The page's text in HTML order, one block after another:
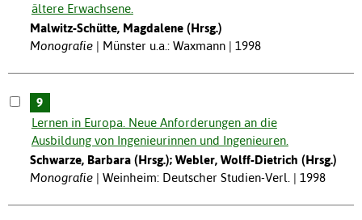
ältere Erwachsene.
Malwitz-Schütte, Magdalene (Hrsg.)
Monografie
Münster u.a.: Waxmann | 1998
9
Lernen in Europa. Neue Anforderungen an die
Ausbildung von Ingenieurinnen und Ingenieuren.
Schwarze, Barbara (Hrsg.); Webler, Wolff-Dietrich (Hrsg.)
Monografie
Weinheim: Deutscher Studien-Verl. | 1998